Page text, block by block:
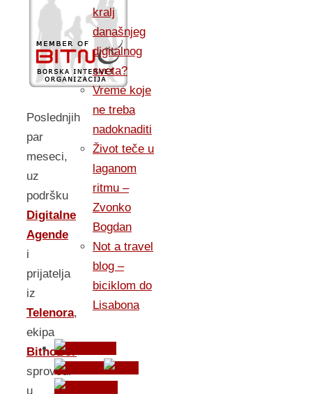
Poslednjih
par
meseci,
uz
podršku
Digitalne
Agende
i
prijatelja
iz
Telenora,
ekipa
BitnoBor
sprovodi
u
kralj
današnjeg
digitalnog
sveta?
Vreme koje
ne treba
nadoknaditi
Život teče u
laganom
ritmu –
Zvonko
Bogdan
Not a travel
blog –
biciklom do
Lisabona